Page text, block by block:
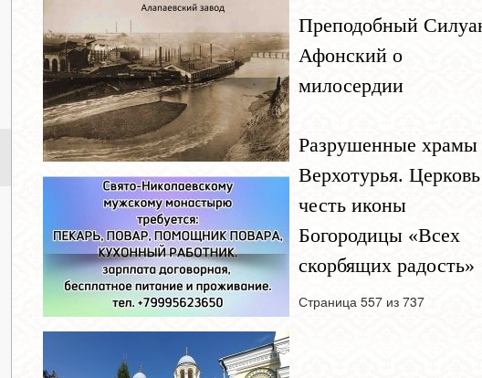
Преподобный
Афонский о
милосердии
Разрушенные храмы
Верхотурья.
честь иконы
Богородицы «Всех
скорбящих радость»
Страница 557 из 737